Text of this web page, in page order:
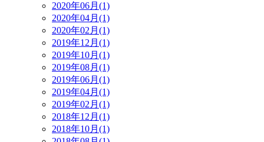
2020年06月(1)
2020年04月(1)
2020年02月(1)
2019年12月(1)
2019年10月(1)
2019年08月(1)
2019年06月(1)
2019年04月(1)
2019年02月(1)
2018年12月(1)
2018年10月(1)